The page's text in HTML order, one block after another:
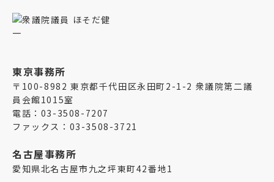
東京事務所
〒100-8982 東京都千代田区永田町2-1-2 衆議院第二議
員会館1015室
電話：03-3508-7207
ファックス：03-3508-3721
名古屋事務所
愛知県北名古屋市九之坪東町42番地1